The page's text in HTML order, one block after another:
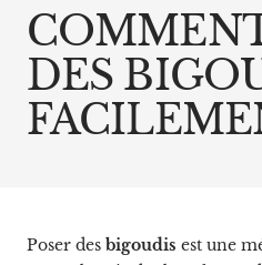
DES
Poser des bigoudis est une